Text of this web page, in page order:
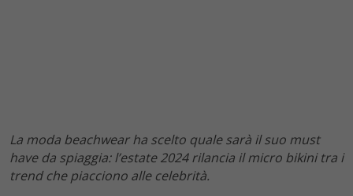
La moda beachwear ha scelto quale sarà il suo must
have da spiaggia: l’estate 2024 rilancia il micro bikini tra i
trend che piacciono alle celebrità.